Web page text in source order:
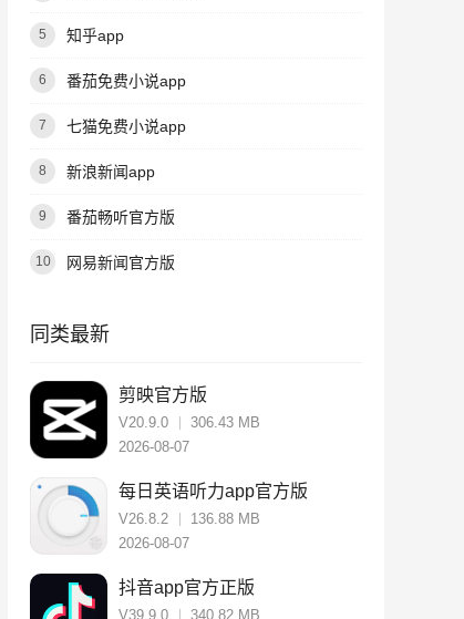
5 知乎app
6 番茄免费小说app
7 七猫免费小说app
8 新浪新闻app
9 番茄畅听官方版
10 网易新闻官方版
同类最新
剪映官方版
V20.9.0
306.43 MB
2026-08-07
每日英语听力app官方版
V26.8.2
136.88 MB
2026-08-07
抖音app官方正版
V39.9.0
340.82 MB